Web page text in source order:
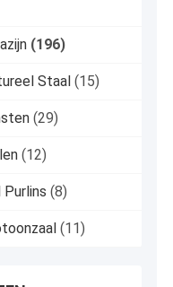
(196)
Staal (15)
(29)
(12)
Purlins (8)
(11)